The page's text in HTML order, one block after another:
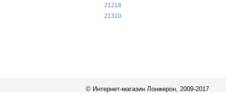
21218
21310
© Интернет-магазин Лонжерон, 2009-2017